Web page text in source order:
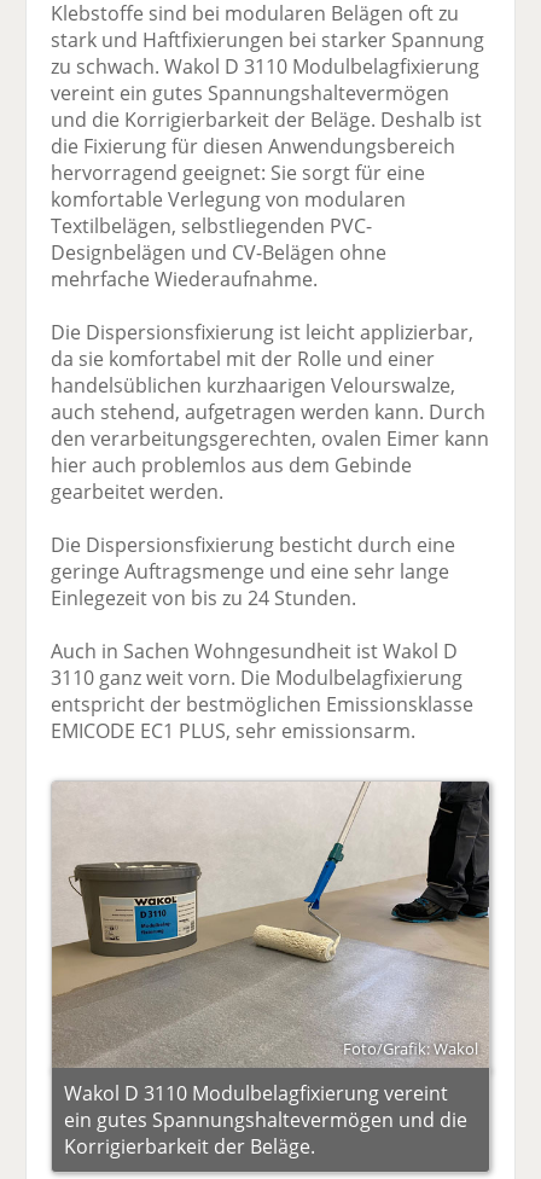
Klebstoffe sind bei modularen Belägen oft zu
stark und Haftfixierungen bei starker Spannung
zu schwach. Wakol D 3110 Modulbelagfixierung
vereint ein gutes Spannungshaltevermögen
und die Korrigierbarkeit der Beläge. Deshalb ist
die Fixierung für diesen Anwendungsbereich
hervorragend geeignet: Sie sorgt für eine
komfortable Verlegung von modularen
Textilbelägen, selbstliegenden PVC-
Designbelägen und CV-Belägen ohne
mehrfache Wiederaufnahme.
Die Dispersionsfixierung ist leicht applizierbar,
da sie komfortabel mit der Rolle und einer
handelsüblichen kurzhaarigen Velourswalze,
auch stehend, aufgetragen werden kann. Durch
den verarbeitungsgerechten, ovalen Eimer kann
hier auch problemlos aus dem Gebinde
gearbeitet werden.
Die Dispersionsfixierung besticht durch eine
geringe Auftragsmenge und eine sehr lange
Einlegezeit von bis zu 24 Stunden.
Auch in Sachen Wohngesundheit ist Wakol D
3110 ganz weit vorn. Die Modulbelagfixierung
entspricht der bestmöglichen Emissionsklasse
EMICODE EC1 PLUS, sehr emissionsarm.
Foto/Grafik: Wakol
Wakol D 3110 Modulbelagfixierung vereint
ein gutes Spannungshaltevermögen und die
Korrigierbarkeit der Beläge.